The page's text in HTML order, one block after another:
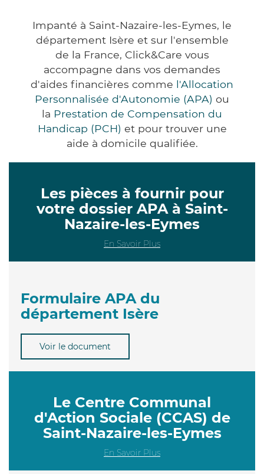
Impanté à Saint-Nazaire-les-Eymes, le
département Isère et sur l'ensemble
de la France, Click&Care vous
accompagne dans vos demandes
d'aides financières comme l'Allocation
Personnalisée d'Autonomie (APA) ou
la Prestation de Compensation du
Handicap (PCH) et pour trouver une
aide à domicile qualifiée.
Les pièces à fournir pour
votre dossier APA à Saint-
Nazaire-les-Eymes
En Savoir Plus
Formulaire APA du
département Isère
Voir le document
Le Centre Communal
d'Action Sociale (CCAS) de
Saint-Nazaire-les-Eymes
En Savoir Plus